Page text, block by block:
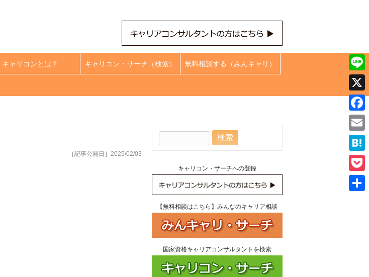
キャリコンとは？ キャリコン・サーチ（検索） 無料相談する（みんキャリ）
［記事公開日］2025/02/03
キャリコン・サーチへの登録
【無料相談はこちら】みんなのキャリア相談
国家資格キャリアコンサルタントを検索
Line
X
Email